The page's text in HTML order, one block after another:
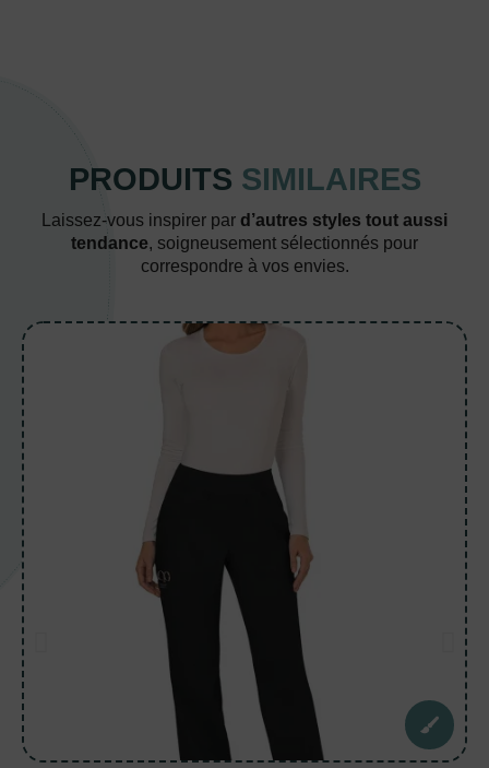
PRODUITS SIMILAIRES
Laissez-vous inspirer par d’autres styles tout aussi
tendance, soigneusement sélectionnés pour
correspondre à vos envies.